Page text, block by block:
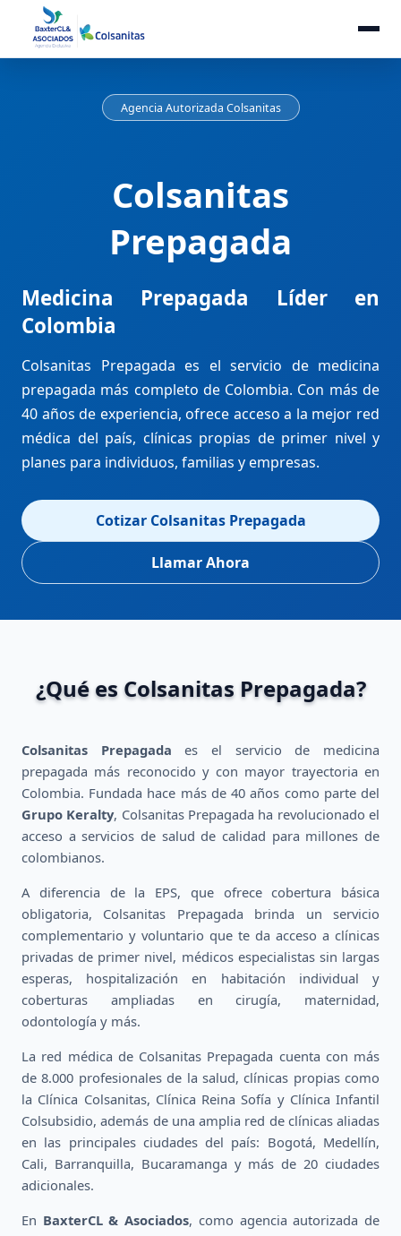
Agencia Autorizada Colsanitas
Colsanitas
Prepagada
Medicina Prepagada Líder en
Colombia
Colsanitas Prepagada es el servicio de medicina
prepagada más completo de Colombia. Con más de
40 años de experiencia, ofrece acceso a la mejor red
médica del país, clínicas propias de primer nivel y
planes para individuos, familias y empresas.
Cotizar Colsanitas Prepagada
Llamar Ahora
¿Qué es Colsanitas Prepagada?
Colsanitas Prepagada es el servicio de medicina
prepagada más reconocido y con mayor trayectoria en
Colombia. Fundada hace más de 40 años como parte del
Grupo Keralty, Colsanitas Prepagada ha revolucionado el
acceso a servicios de salud de calidad para millones de
colombianos.
A diferencia de la EPS, que ofrece cobertura básica
obligatoria, Colsanitas Prepagada brinda un servicio
complementario y voluntario que te da acceso a clínicas
privadas de primer nivel, médicos especialistas sin largas
esperas, hospitalización en habitación individual y
coberturas ampliadas en cirugía, maternidad,
odontología y más.
La red médica de Colsanitas Prepagada cuenta con más
de 8.000 profesionales de la salud, clínicas propias como
la Clínica Colsanitas, Clínica Reina Sofía y Clínica Infantil
Colsubsidio, además de una amplia red de clínicas aliadas
en las principales ciudades del país: Bogotá, Medellín,
Cali, Barranquilla, Bucaramanga y más de 20 ciudades
adicionales.
En BaxterCL & Asociados, como agencia autorizada de